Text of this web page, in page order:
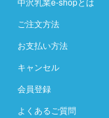
ご注文方法
お支払い方法
キャンセル
会員登録
よくあるご質問